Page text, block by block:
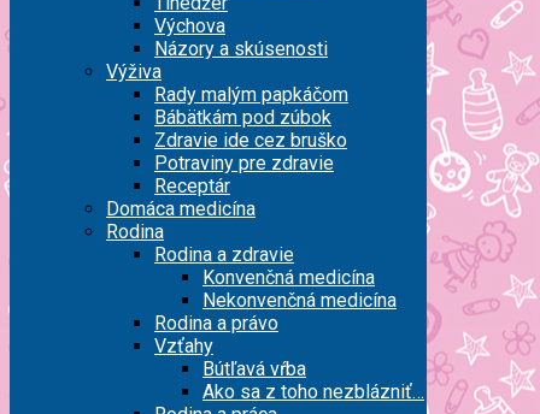
Výchova
Názory a skúsenosti
Výživa
Rady malým papkáčom
Bábätkám pod zúbok
Zdravie ide cez bruško
Potraviny pre zdravie
Receptár
Domáca medicína
Rodina
Rodina a zdravie
Konvenčná medicína
Nekonvenčná medicína
Rodina a právo
Vzťahy
Bútľavá vŕba
Ako sa z toho nezblázniť…